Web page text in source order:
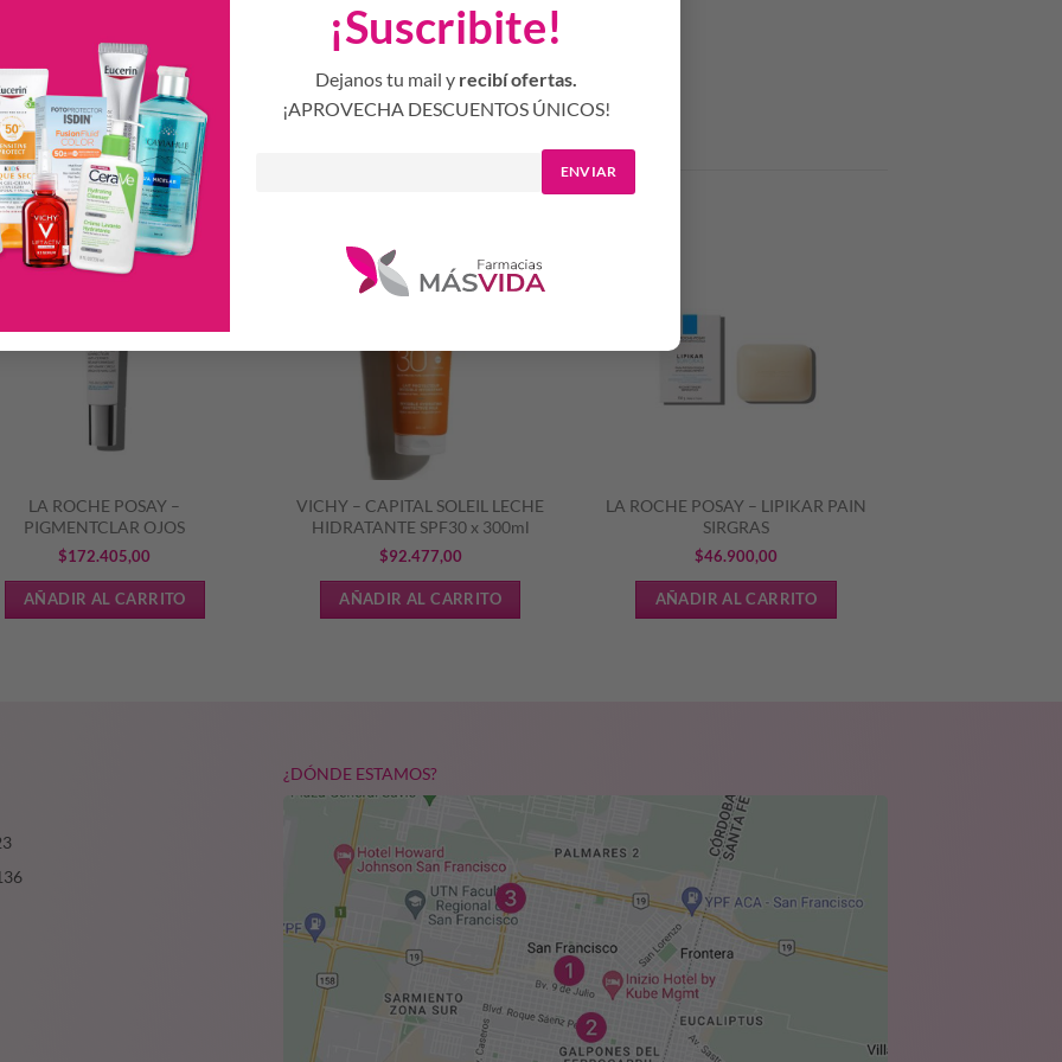
¡Suscribite!
Dejanos tu mail y recibí ofertas.
¡APROVECHA DESCUENTOS ÚNICOS!
ENVIAR
al agua.
Productos Relacionados
LA ROCHE POSAY –
PIGMENTCLAR OJOS
$172.405,00
AÑADIR AL CARRITO
VICHY – CAPITAL SOLEIL LECHE
HIDRATANTE SPF30 x 300ml
$92.477,00
AÑADIR AL CARRITO
LA ROCHE POSAY – LIPIKAR PAIN
SIRGRAS
$46.900,00
AÑADIR AL CARRITO
¿DÓNDE ESTAMOS?